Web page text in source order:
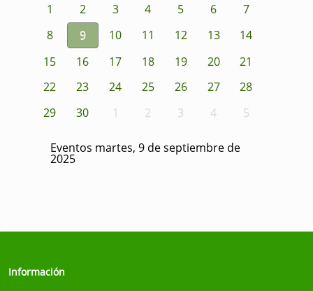
1 2 3 4 5 6
7
8
9 10 11 12 13
14
15
16 17 18 19 20
21
22
23 24 25 26 27
28
29
30 1 2 3 4 5
Eventos martes, 9 de septiembre de
2025
Información